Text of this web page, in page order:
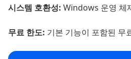
시스템 호환성: Windows 운영 체
무료 한도: 기본 기능이 포함된 무